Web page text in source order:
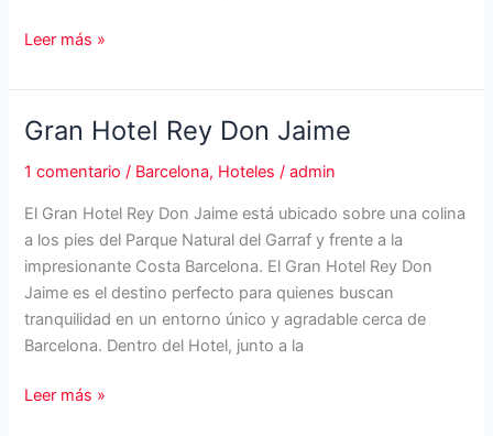
Masía
Ametller
Leer más »
Gran Hotel Rey Don Jaime
1 comentario / Barcelona, Hoteles /admin
El Gran Hotel Rey Don Jaime está ubicado sobre una colina
a los pies del Parque Natural del Garraf y frente a la
impresionante Costa Barcelona. El Gran Hotel Rey Don
Jaime es el destino perfecto para quienes buscan
tranquilidad en un entorno único y agradable cerca de
Barcelona. Dentro del Hotel, junto a la
Gran
Leer más »